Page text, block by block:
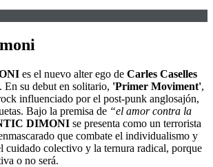
es el nuevo alter ego de Carles Caselles
. En su debut en solitario, 'Primer Moviment',
influenciado por el post-punk anglosajón,
Bajo la premisa de “el amor contra la
DIMONI se presenta como un terrorista
que combate el individualismo y
cuidado colectivo y la ternura radical, porque
o no será.